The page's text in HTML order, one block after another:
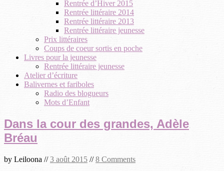
Rentrée d’Hiver 2015
Rentrée littéraire 2014
Rentrée littéraire 2013
Rentrée littéraire jeunesse
Prix littéraires
Coups de coeur sortis en poche
Livres pour la jeunesse
Rentrée littéraire jeunesse
Atelier d’écriture
Balivernes et fariboles
Radio des blogueurs
Mots d’Enfant
Dans la cour des grandes, Adèle
Bréau
by Leiloona //3 août 2015 //8 Comments